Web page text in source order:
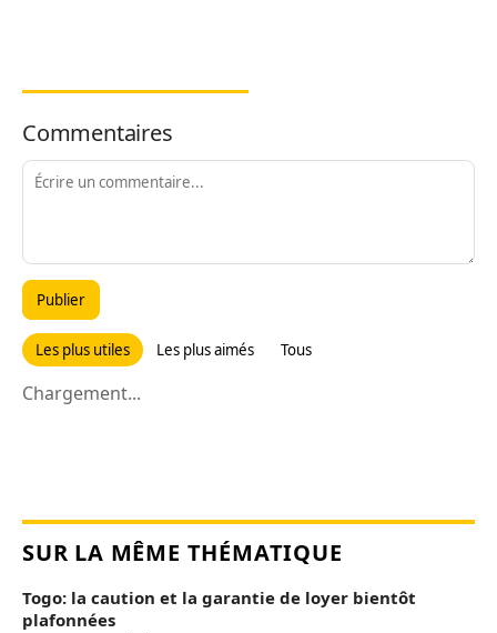
Commentaires
Publier
Les plus utiles Les plus aimés Tous
Chargement...
SUR LA MÊME THÉMATIQUE
Togo: la caution et la garantie de loyer bientôt
plafonnées